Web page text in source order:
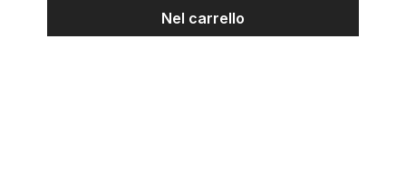
Nel carrello